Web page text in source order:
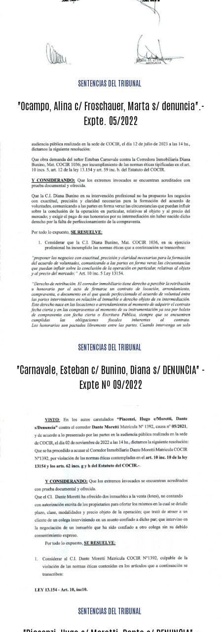
SENTENCIAS DEL TRIBUNAL
"Ocampo, Alina c/ Froschauer, Marta s/ denuncia".-
Expte. 05/2022
SENTENCIAS DEL TRIBUNAL
"Carnavale, Esteban c/ Bunino, Diana s/ DENUNCIA" -
Expte Nº 09/2022
SENTENCIAS DEL TRIBUNAL